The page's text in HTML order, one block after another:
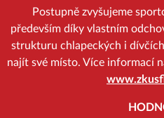
Postupně zvyšujeme
především díky vlastním
strukturu chlapeckých i
najít své místo. Více informací